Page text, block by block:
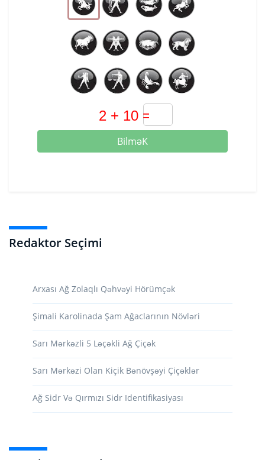
BilməK
Redaktor Seçimi
Arxası Ağ Zolaqlı Qəhvəyi Hörümçək
Şimali Karolinada Şam Ağaclarının Növləri
Sarı Mərkəzli 5 Ləçəkli Ağ Çiçək
Sarı Mərkəzi Olan Kiçik Bənövşəyi Çiçəklər
Ağ Sidr Və Qırmızı Sidr Identifikasiyası